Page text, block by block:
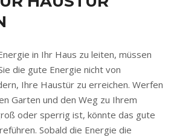
in Ihr Haus zu leiten, müssen
die gute Energie nicht von
Ihre Haustür zu erreichen. Werfen
Garten und den Weg zu Ihrem
oder sperrig ist, könnte das gute
Sobald die Energie die